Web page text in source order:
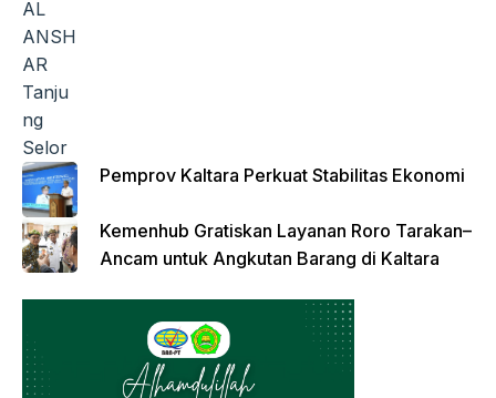
Pemprov Kaltara Perkuat Stabilitas Ekonomi
Kemenhub Gratiskan Layanan Roro Tarakan–
Ancam untuk Angkutan Barang di Kaltara